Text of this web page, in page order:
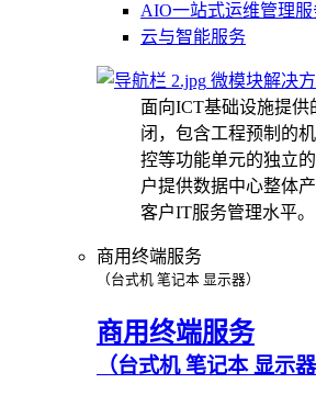
AIO一站式运维管理服
云与智能服务
微模块解决
面向ICT基础设施提供
闭，包含工程预制的
控等功能单元的独立
户提供数据中心整体
客户IT服务管理水平。
商用终端服务
（台式机 笔记本 显示器）
商用终端服务
（台式机 笔记本 显示器